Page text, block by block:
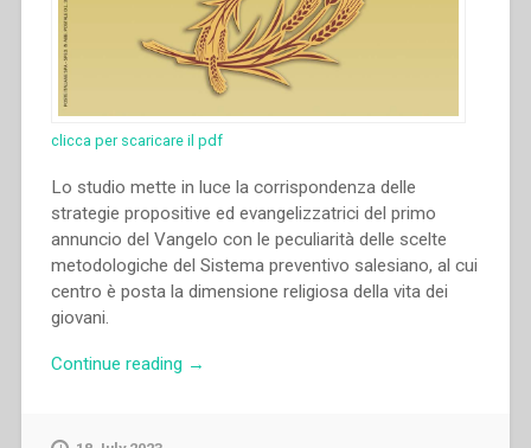
clicca per scaricare il pdf
Lo studio mette in luce la corrispondenza delle
strategie propositive ed evangelizzatrici del primo
annuncio del Vangelo con le peculiarità delle scelte
metodologiche del Sistema preventivo salesiano, al cui
centro è posta la dimensione religiosa della vita dei
giovani.
Continue reading “Piera
→